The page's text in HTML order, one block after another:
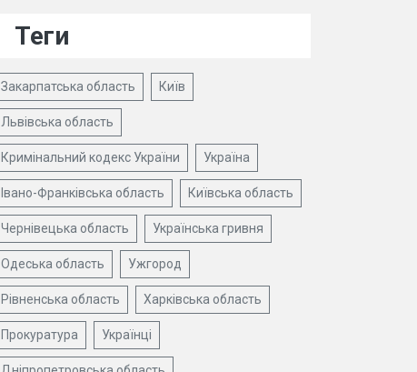
Теги
Закарпатська область Київ
Львівська область
Кримінальний кодекс України Україна
Івано-Франківська область Київська область
Чернівецька область Українська гривня
Одеська область Ужгород
Рівненська область Харківська область
Прокуратура Українці